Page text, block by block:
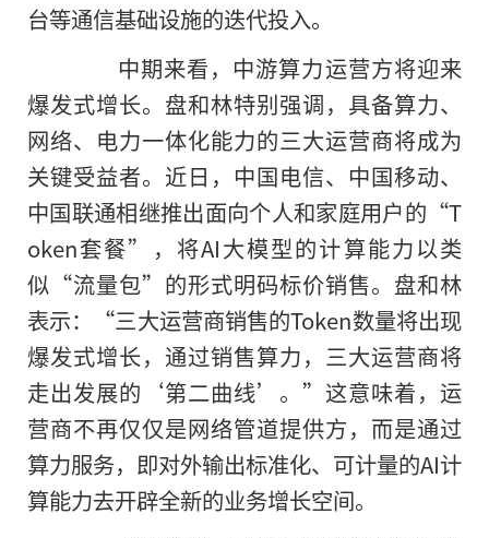
台等通信基础设施的迭代投入。
中期来看，中游算力运营方将迎来
爆发式增长。盘和林特别强调，具备算力、
网络、电力一体化能力的三大运营商将成为
关键受益者。近日，中国电信、中国移动、
中国联通相继推出面向个人和家庭用户的“T
oken套餐”，将AI大模型的计算能力以类
似“流量包”的形式明码标价销售。盘和林
表示：“三大运营商销售的Token数量将出现
爆发式增长，通过销售算力，三大运营商将
走出发展的‘第二曲线’。”这意味着，运
营商不再仅仅是网络管道提供方，而是通过
算力服务，即对外输出标准化、可计量的AI计
算能力去开辟全新的业务增长空间。